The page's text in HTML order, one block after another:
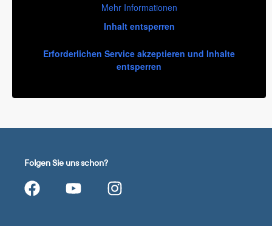
Mehr Informationen
Inhalt entsperren
Erforderlichen Service akzeptieren und Inhalte
entsperren
Folgen Sie uns schon?